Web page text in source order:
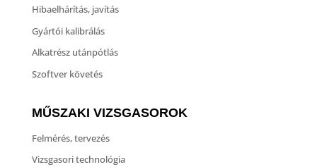
Hibaelhárítás, javítás
Gyártói kalibrálás
Alkatrész utánpótlás
Szoftver követés
MŰSZAKI VIZSGASOROK
Felmérés, tervezés
Vizsgasori technológia